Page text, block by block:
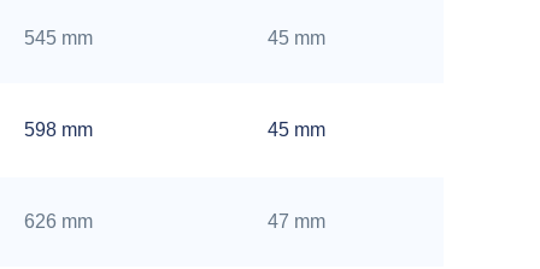
545 mm 45 mm
598 mm 45 mm
626 mm 47 mm